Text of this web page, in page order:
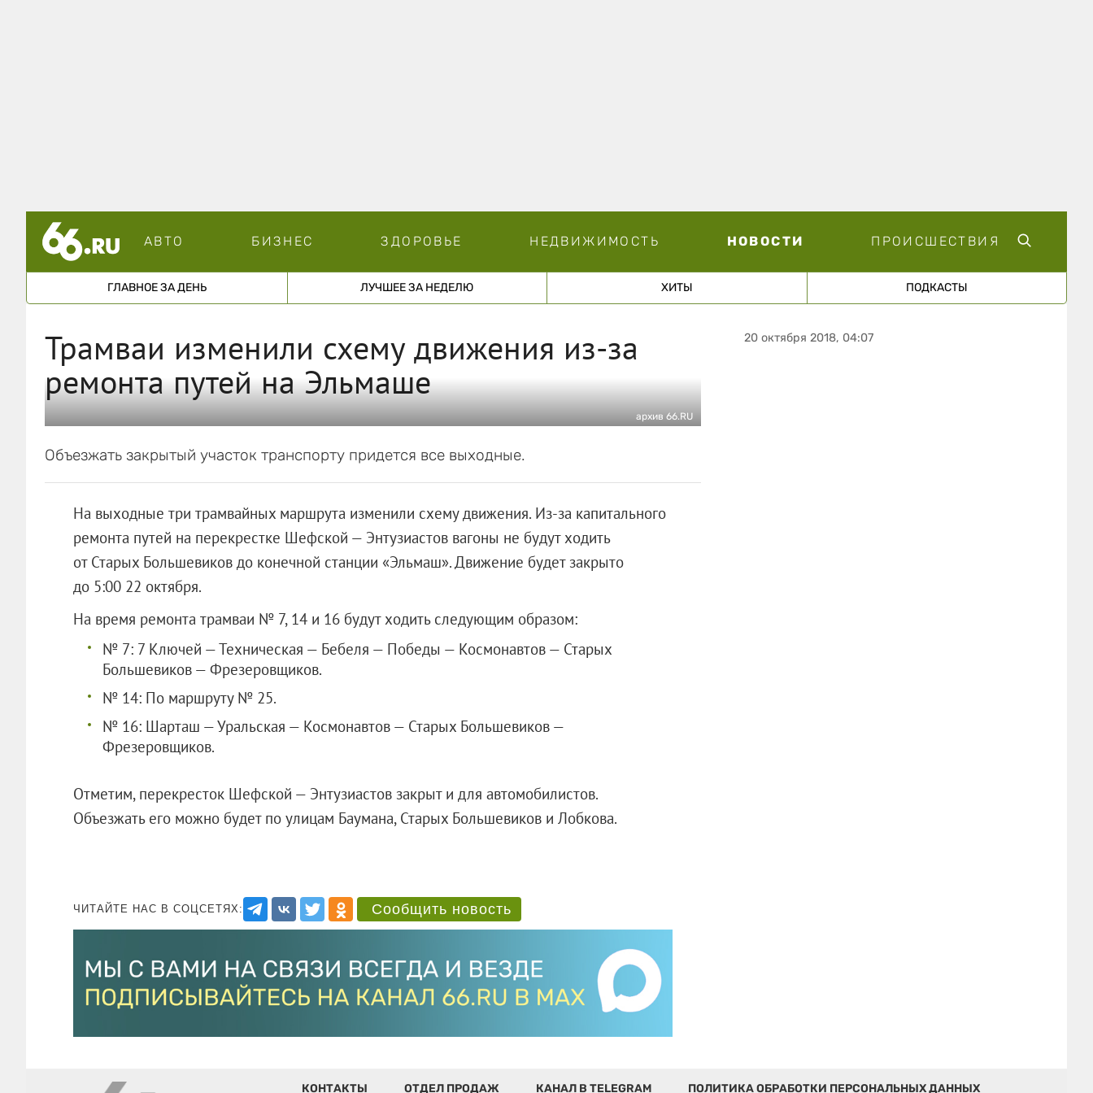
АВТО БИЗНЕС ЗДОРОВЬЕ НЕДВИЖИМОСТЬ НОВОСТИ ПРОИСШЕСТВИЯ
ГЛАВНОЕ ЗА ДЕНЬ ЛУЧШЕЕ ЗА НЕДЕЛЮ ХИТЫ ПОДКАСТЫ
Трамваи изменили схему движения из-за
ремонта путей на Эльмаше
архив 66.RU
Объезжать закрытый участок транспорту придется все выходные.
На выходные три трамвайных маршрута изменили схему движения. Из-за капитального
ремонта путей на перекрестке Шефской — Энтузиастов вагоны не будут ходить
от Старых Большевиков до конечной станции «Эльмаш». Движение будет закрыто
до 5:00 22 октября.
На время ремонта трамваи № 7, 14 и 16 будут ходить следующим образом:
№ 7: 7 Ключей — Техническая — Бебеля — Победы — Космонавтов — Старых
Большевиков — Фрезеровщиков.
№ 14: По маршруту № 25.
№ 16: Шарташ — Уральская — Космонавтов — Старых Большевиков —
Фрезеровщиков.
Отметим, перекресток Шефской — Энтузиастов закрыт и для автомобилистов.
Объезжать его можно будет по улицам Баумана, Старых Большевиков и Лобкова.
ЧИТАЙТЕ НАС В СОЦСЕТЯХ: Сообщить новость
20 октября 2018, 04:07
КОНТАКТЫ ОТДЕЛ ПРОДАЖ КАНАЛ В TELEGRAM ПОЛИТИКА ОБРАБОТКИ ПЕРСОНАЛЬНЫХ ДАННЫХ